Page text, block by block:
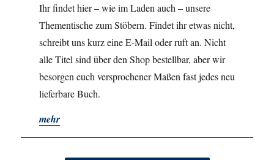
Ihr findet hier – wie im Laden auch – unsere
Thementische zum Stöbern. Findet ihr etwas nicht,
schreibt uns kurz eine E-Mail oder ruft an. Nicht
alle Titel sind über den Shop bestellbar, aber wir
besorgen euch versprochener Maßen fast jedes neu
lieferbare Buch.
mehr